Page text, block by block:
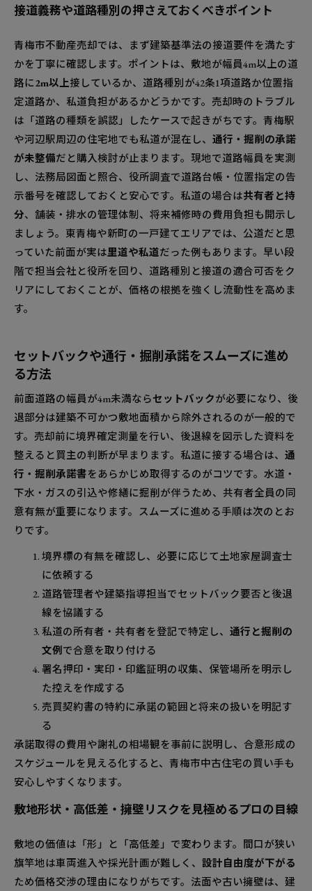
接道義務や道路種別の押さえておくべきポイント
青梅市不動産売却では、まず建築基準法の接道要件を満たす
かを丁寧に確認します。ポイントは、敷地が幅員4m以上の道
路に2m以上接しているか、道路種別が42条1項道路か位置指
定道路か、私道負担があるかどうかです。売却時のトラブル
は「道路の種類を誤認」したケースで起きがちです。青梅駅
や河辺駅周辺の住宅地でも私道が混在し、 通行・掘削の承諾
が未整備だと購入検討が止まります。現地で道路幅員を実測
し、法務局図面と照合、役所調査で道路台帳・位置指定の告
示番号を確認しておくと安心です。私道の場合は共有者と持
分、舗装・排水の管理体制、将来補修時の費用負担も開示し
ましょう。東青梅や新町の一戸建てエリアでは、公道だと思
っていた前面が実は里道や私道だった例もあります。早い段
階で担当会社と役所を回り、道路種別と接道の適合可否をク
リアにしておくことが、価格の根拠を強くし流動性を高めま
す。
セットバックや通行・掘削承諾をスムーズに進め
る方法
前面道路の幅員が4m未満ならセットバックが必要になり、後
退部分は建築不可かつ敷地面積から除外されるのが一般的で
す。売却前に境界確定測量を行い、後退線を図示した資料を
整えると買主の判断が早まります。私道に接する場合は、 通
行・掘削承諾書をあらかじめ取得するのがコツです。水道・
下水・ガスの引込や修繕に掘削が伴うため、共有者全員の同
意有無が重要になります。スムーズに進める手順は次のとお
りです。
境界標の有無を確認し、必要に応じて土地家屋調査士
に依頼する
道路管理者や建築指導担当でセットバック要否と後退
線を協議する
私道の所有者・共有者を登記で特定し、 通行と掘削の
文例で合意を取り付ける
署名押印・実印・印鑑証明の収集、保管場所を明示し
た控えを作成する
売買契約書の特約に承諾の範囲と将来の扱いを明記す
る
承諾取得の費用や謝礼の相場観を事前に説明し、合意形成の
スケジュールを見える化すると、青梅市中古住宅の買い手も
安心しやすくなります。
敷地形状・高低差・擁壁リスクを見極めるプロの目線
敷地の価値は「形」と「高低差」で変わります。間口が狭い
旗竿地は車両進入や採光計画が難しく、 設計自由度が下がる
ため価格交渉の理由になりがちです。法面や古い擁壁は、建